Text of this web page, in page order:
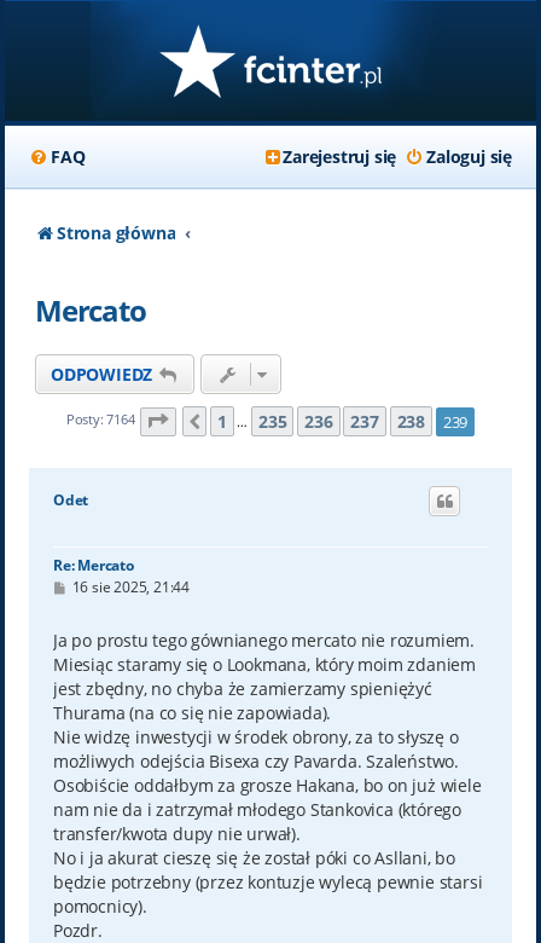
FAQ Zaloguj się
Zarejestruj się
Strona główna
Mercato
ODPOWIEDZ
Posty: 7164 Strona 239 z239
Poprzednia
1 … 235 236 237 238 239
Odet
Re: Mercato
P16 sie 2025, 21:44
Ja po prostu tego gównianego mercato nie rozumiem.
Miesiąc staramy się o Lookmana, który moim zdaniem
jest zbędny, no chyba że zamierzamy spieniężyć
Thurama (na co się nie zapowiada).
Nie widzę inwestycji w środek obrony, za to słyszę o
możliwych odejścia Bisexa czy Pavarda. Szaleństwo.
Osobiście oddałbym za grosze Hakana, bo on już wiele
nam nie da i zatrzymał młodego Stankovica (którego
transfer/kwota dupy nie urwał).
No i ja akurat cieszę się że został póki co Asllani, bo
będzie potrzebny (przez kontuzje wylecą pewnie starsi
pomocnicy).
Pozdr.